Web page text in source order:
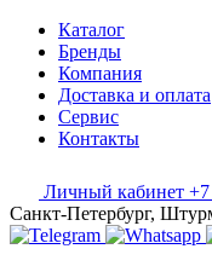
Каталог
Бренды
Компания
Доставка и оплата
Сервис
Контакты
Личный кабинет +7
Санкт-Петербург,